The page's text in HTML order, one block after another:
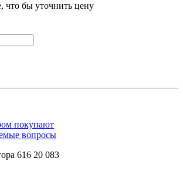
что бы уточнить цену
покупают
вопросы
616 20 083